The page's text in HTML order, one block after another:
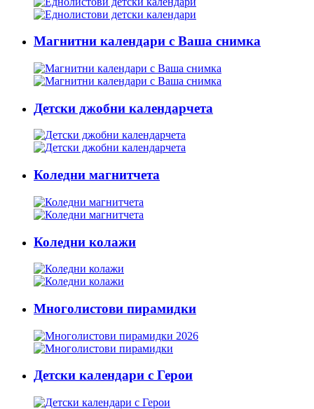
Магнитни календари с Ваша снимка
Детски джобни календарчета
Коледни магнитчета
Коледни колажи
Многолистови пирамидки
Детски календари с Герои